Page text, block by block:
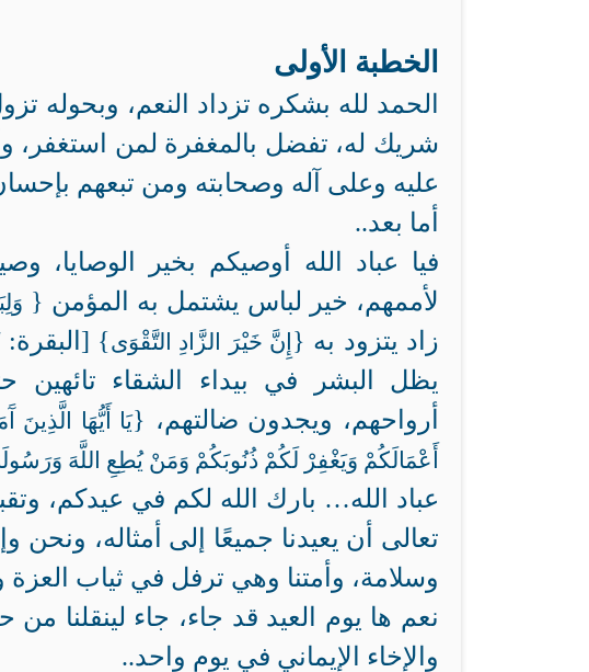
الخطبة الأولى
الحمد لله بشكره تزداد النعم، وبحوله
شريك له، تفضل بالمغفرة لمن استغفر،
عليه وعلى آله وصحابته ومن تبعهم
أما بعد..
فيا عباد الله أوصيكم بخير الوصايا،
لأممهم، خير لباس يشتمل به المؤمن {
زاد يتزود به { إِنَّ خَيْرَ الزَّادِ التَّقْوَى
يظل البشر في بيداء الشقاء تائهين
أرواحهم، ويجدون ضالتهم، {يَا أَيُّهَا الَّذِينَ
أَعْمَالَكُمْ وَيَغْفِرْ لَكُمْ ذُنُوبَكُمْ وَمَنْ يُطِعِ اللَّهَ
عباد الله… بارك الله لكم في عيدكم،
تعالى أن يعيدنا جميعًا إلى أمثاله،
وسلامة، وأمتنا وهي ترفل في ثياب العزة
نعم ها يوم العيد قد جاء، جاء لينقلنا
والإخاء الإيماني في يوم واحد..